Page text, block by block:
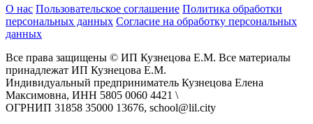
О нас Пользовательское соглашение Политика обработки
персональных данных Согласие на обработку персональных
данных
Все права защищены © ИП Кузнецова Е.М. Все материалы
принадлежат ИП Кузнецова Е.М.
Индивидуальный предприниматель Кузнецова Елена
Максимовна, ИНН 5805 0060 4421 \
ОГРНИП 31858 35000 13676, school@lil.city